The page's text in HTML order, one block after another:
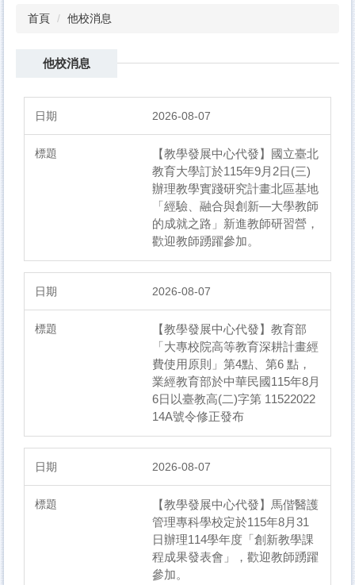
首頁 他校消息
他校消息
2026-08-07
【教學發展中心代發】國立臺北
教育大學訂於115年9月2日(三)
辦理教學實踐研究計畫北區基地
「經驗、融合與創新—大學教師
的成就之路」新進教師研習營，
歡迎教師踴躍參加。
2026-08-07
【教學發展中心代發】教育部
「大專校院高等教育深耕計畫經
費使用原則」第4點、第6 點，
業經教育部於中華民國115年8月
6日以臺教高(二)字第 11522022
14A號令修正發布
2026-08-07
【教學發展中心代發】馬偕醫護
管理專科學校定於115年8月31
日辦理114學年度「創新教學課
程成果發表會」，歡迎教師踴躍
參加。